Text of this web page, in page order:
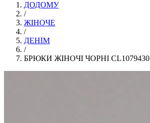
ДОДОМУ
/
ЖІНОЧЕ
/
ДЕНІМ
/
БРЮКИ ЖІНОЧІ ЧОРНІ CL1079430